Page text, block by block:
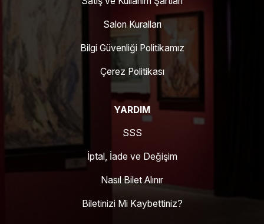
Salon Kuralları
Bilgi Güvenliği Politikamız
Çerez Politikası
YARDIM
SSS
İptal, İade ve Değişim
Nasıl Bilet Alınır
Biletinizi Mi Kaybettiniz?